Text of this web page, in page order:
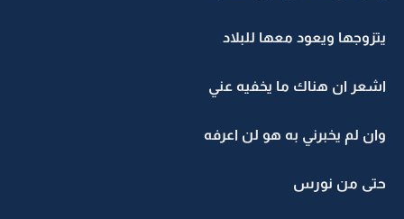
يتزوجها ويعود معها للبلاد
اشعر ان هناك ما يخفيه عني
وان لم يخبرني به هو لن اعرفه
حتى من نورس